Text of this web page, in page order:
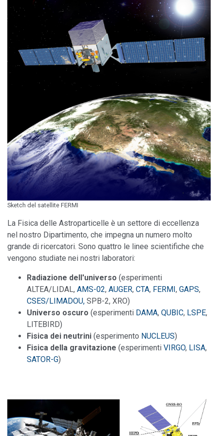
Sketch del satellite FERMI
La Fisica delle Astroparticelle è un settore di eccellenza
nel nostro Dipartimento, che impegna un numero molto
grande di ricercatori. Sono quattro le linee scientifiche che
vengono studiate nei nostri laboratori:
Radiazione dell'universo (esperimenti
ALTEA/LIDAL, AMS-02, AUGER, CTA, FERMI, GAPS,
CSES/LIMADOU, SPB-2, XRO)
Universo oscuro (esperimenti DAMA, QUBIC, LSPE,
LITEBIRD)
Fisica dei neutrini (esperimento NUCLEUS)
Fisica della gravitazione (esperimenti VIRGO, LISA,
SATOR-G)